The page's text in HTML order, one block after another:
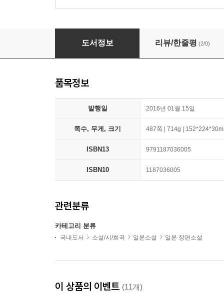
쓰쿠모주쿠
도서정보 리뷰/한줄평 (2/0)
품목정보
발행일 2016년 01월 15일
쪽수, 무게, 크기 487쪽 | 714g |
ISBN13 9791187036005
ISBN10 1187036005
관련분류
카테고리 분류
국내도서 소설/시/희곡 일본소설 일본 장편소설
이 상품의 이벤트 (11개)